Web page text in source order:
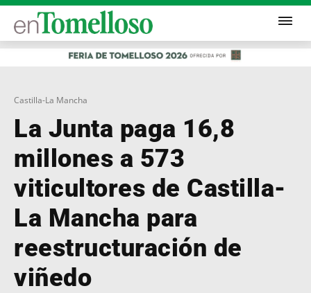
Castilla-La Mancha
La Junta paga 16,8
millones a 573
viticultores de Castilla-
La Mancha para
reestructuración de
viñedo